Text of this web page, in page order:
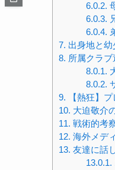
6.0.2.
6.0.3.
6.0.4.
7. 出身地と
8. 所属クラ
8.0.1.
8.0.2.
9. 【熱狂】
10. 大迫敬介
11. 戦術的考
12. 海外メデ
13. 友達に話
13.0.1.